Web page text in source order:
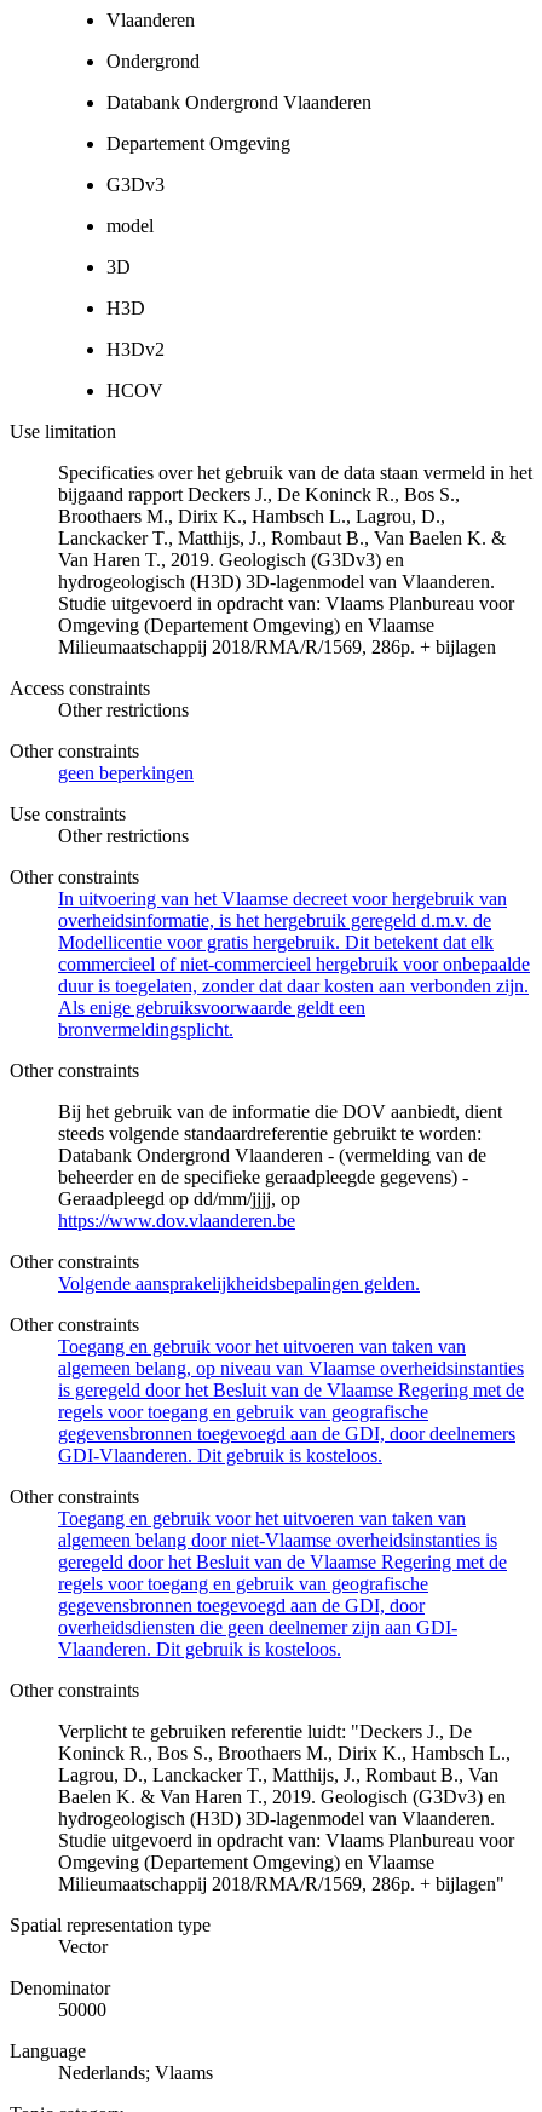
Vlaanderen
Ondergrond
Databank Ondergrond Vlaanderen
Departement Omgeving
G3Dv3
model
3D
H3D
H3Dv2
HCOV
Use limitation
Specificaties over het gebruik van de data staan vermeld in het
bijgaand rapport Deckers J., De Koninck R., Bos S.,
Broothaers M., Dirix K., Hambsch L., Lagrou, D.,
Lanckacker T., Matthijs, J., Rombaut B., Van Baelen K. &
Van Haren T., 2019. Geologisch (G3Dv3) en
hydrogeologisch (H3D) 3D-lagenmodel van Vlaanderen.
Studie uitgevoerd in opdracht van: Vlaams Planbureau voor
Omgeving (Departement Omgeving) en Vlaamse
Milieumaatschappij 2018/RMA/R/1569, 286p. + bijlagen
Access constraints
Other restrictions
Other constraints
geen beperkingen
Use constraints
Other restrictions
Other constraints
In uitvoering van het Vlaamse decreet voor hergebruik van
overheidsinformatie, is het hergebruik geregeld d.m.v. de
Modellicentie voor gratis hergebruik. Dit betekent dat elk
commercieel of niet-commercieel hergebruik voor onbepaalde
duur is toegelaten, zonder dat daar kosten aan verbonden zijn.
Als enige gebruiksvoorwaarde geldt een
bronvermeldingsplicht.
Other constraints
Bij het gebruik van de informatie die DOV aanbiedt, dient
steeds volgende standaardreferentie gebruikt te worden:
Databank Ondergrond Vlaanderen - (vermelding van de
beheerder en de specifieke geraadpleegde gegevens) -
Geraadpleegd op dd/mm/jjjj, op
https://www.dov.vlaanderen.be
Other constraints
Volgende aansprakelijkheidsbepalingen gelden.
Other constraints
Toegang en gebruik voor het uitvoeren van taken van
algemeen belang, op niveau van Vlaamse overheidsinstanties
is geregeld door het Besluit van de Vlaamse Regering met de
regels voor toegang en gebruik van geografische
gegevensbronnen toegevoegd aan de GDI, door deelnemers
GDI-Vlaanderen. Dit gebruik is kosteloos.
Other constraints
Toegang en gebruik voor het uitvoeren van taken van
algemeen belang door niet-Vlaamse overheidsinstanties is
geregeld door het Besluit van de Vlaamse Regering met de
regels voor toegang en gebruik van geografische
gegevensbronnen toegevoegd aan de GDI, door
overheidsdiensten die geen deelnemer zijn aan GDI-
Vlaanderen. Dit gebruik is kosteloos.
Other constraints
Verplicht te gebruiken referentie luidt: "Deckers J., De
Koninck R., Bos S., Broothaers M., Dirix K., Hambsch L.,
Lagrou, D., Lanckacker T., Matthijs, J., Rombaut B., Van
Baelen K. & Van Haren T., 2019. Geologisch (G3Dv3) en
hydrogeologisch (H3D) 3D-lagenmodel van Vlaanderen.
Studie uitgevoerd in opdracht van: Vlaams Planbureau voor
Omgeving (Departement Omgeving) en Vlaamse
Milieumaatschappij 2018/RMA/R/1569, 286p. + bijlagen"
Spatial representation type
Vector
Denominator
50000
Language
Nederlands; Vlaams